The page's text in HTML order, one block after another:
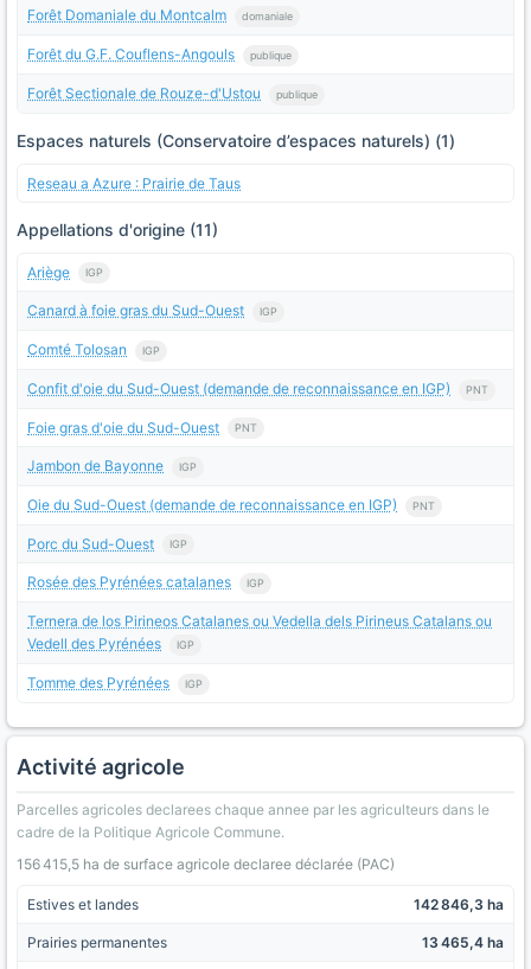
Forêt Domaniale du Montcalm domaniale
Forêt du G.F. Couflens-Angouls publique
Forêt Sectionale de Rouze-d'Ustou publique
Espaces naturels (Conservatoire d’espaces naturels) (1)
Reseau a Azure : Prairie de Taus
Appellations d'origine (11)
Ariège IGP
Canard à foie gras du Sud-Ouest IGP
Comté Tolosan IGP
Confit d'oie du Sud-Ouest (demande de reconnaissance en IGP) PNT
Foie gras d'oie du Sud-Ouest PNT
Jambon de Bayonne IGP
Oie du Sud-Ouest (demande de reconnaissance en IGP) PNT
Porc du Sud-Ouest IGP
Rosée des Pyrénées catalanes IGP
Ternera de los Pirineos Catalanes ou Vedella dels Pirineus Catalans ou
Vedell des Pyrénées
IGP
Tomme des Pyrénées IGP
Activité agricole
Parcelles agricoles declarees chaque annee par les agriculteurs dans le
cadre de la Politique Agricole Commune.
156 415,5 ha de surface agricole declaree déclarée (PAC)
Estives et landes 142 846,3 ha
Prairies permanentes 13 465,4 ha